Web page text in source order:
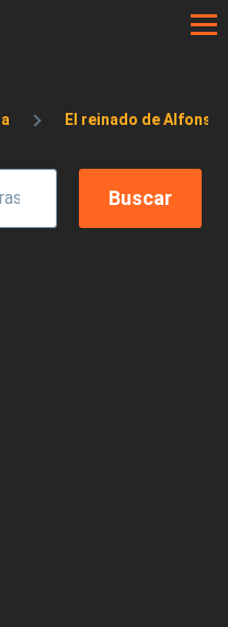
de ayuda a la
El reinado de Alfonso